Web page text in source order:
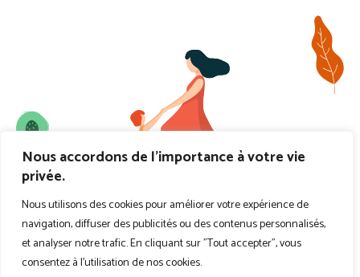
Nous accordons de l'importance à votre vie
privée.
Nous utilisons des cookies pour améliorer votre expérience de
navigation, diffuser des publicités ou des contenus personnalisés,
et analyser notre trafic. En cliquant sur "Tout accepter", vous
consentez à l'utilisation de nos cookies.